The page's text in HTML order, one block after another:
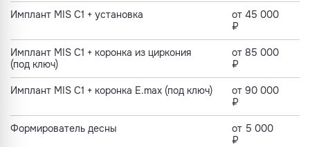
Имплант MIS C1 + установка
от 45 000
₽
Имплант MIS C1 + коронка из циркония
(под ключ)
от 85 000
₽
Имплант MIS C1 + коронка E.max (под ключ)
от 90 000
₽
Формирователь десны
от 5 000
₽